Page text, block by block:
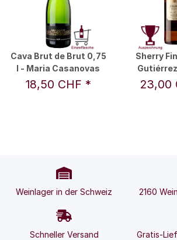
Cava Brut de Brut 0,75
l - Maria Casanovas
18,50 CHF *
Sherry
23,00
Weinlager in der Schweiz 2160
Schneller Versand Gratis-